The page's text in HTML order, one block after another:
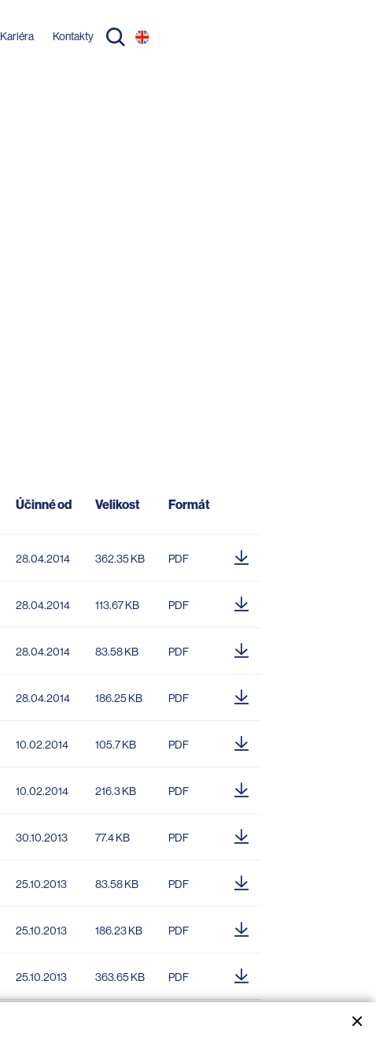
Kariéra Kontakty
Účinné od Velikost Formát
28.04.2014 362.35 KB PDF
28.04.2014 113.67 KB PDF
28.04.2014 83.58 KB PDF
28.04.2014 186.25 KB PDF
10.02.2014 105.7 KB PDF
10.02.2014 216.3 KB PDF
30.10.2013 77.4 KB PDF
25.10.2013 83.58 KB PDF
25.10.2013 186.23 KB PDF
25.10.2013 363.65 KB PDF